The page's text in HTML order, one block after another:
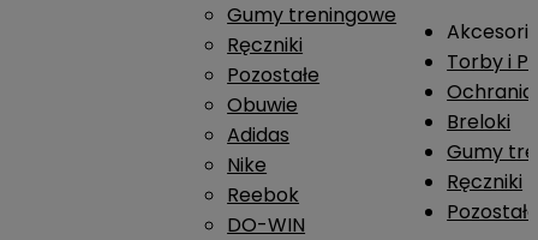
Gumy treningowe
Ręczniki
Pozostałe
Obuwie
Adidas
Nike
Reebok
DO-WIN
Torby i
Breloki
Gumy
Ręczniki